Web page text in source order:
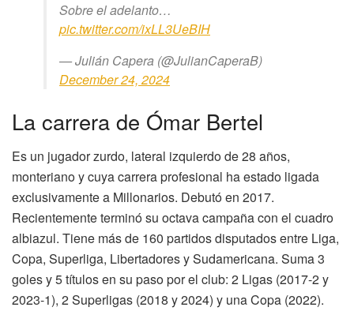
Sobre el adelanto…
pic.twitter.com/ixLL3UeBIH
— Julián Capera (@JulianCaperaB)
December 24, 2024
La carrera de Ómar Bertel
Es un jugador zurdo, lateral izquierdo de 28 años,
monteriano y cuya carrera profesional ha estado ligada
exclusivamente a Millonarios. Debutó en 2017.
Recientemente terminó su octava campaña con el cuadro
albiazul. Tiene más de 160 partidos disputados entre Liga,
Copa, Superliga, Libertadores y Sudamericana. Suma 3
goles y 5 títulos en su paso por el club: 2 Ligas (2017-2 y
2023-1), 2 Superligas (2018 y 2024) y una Copa (2022).